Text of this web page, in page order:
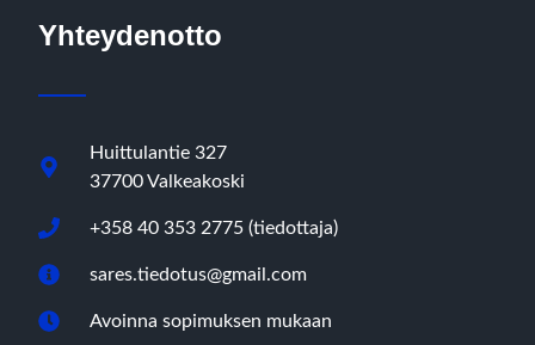
Yhteydenotto
Huittulantie 327
37700 Valkeakoski
+358 40 353 2775 (tiedottaja)
sares.tiedotus@gmail.com
Avoinna sopimuksen mukaan